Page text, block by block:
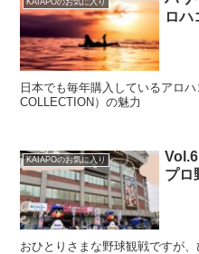
ロハ
日本でも毎年購入しているアロ
COLLECTION）の魅力
KAIAPOのお気に入り
プロ
おひとりさまな野球観戦ですが